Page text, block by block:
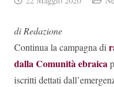
di Redazione
Continua la campagna di
dalla Comunità ebraica
iscritti dettati